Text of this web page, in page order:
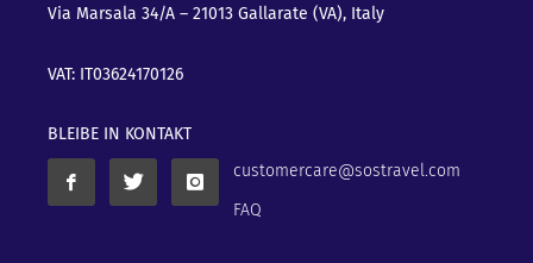
Via Marsala 34/A – 21013 Gallarate (VA), Italy
VAT: IT03624170126
BLEIBE IN KONTAKT
customercare@sostravel.com
FAQ